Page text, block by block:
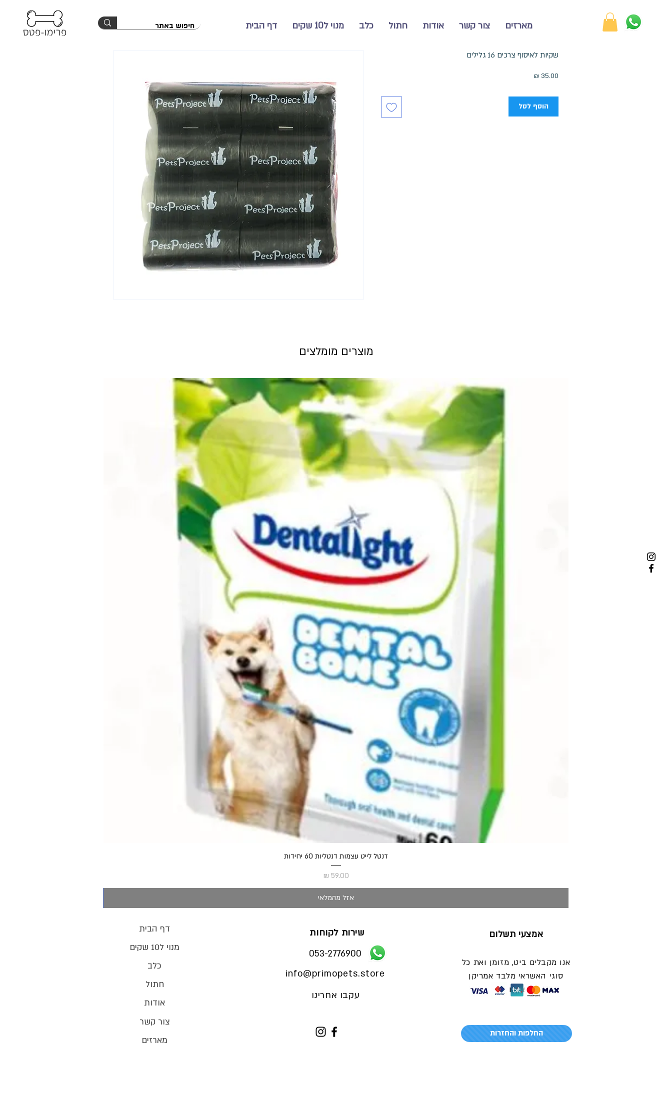
דף הבית מנוי ל10 שקים כלב חתול אודות צור קשר מארזים
שקיות לאיסוף צרכים 16 גלילים
מחיר
הוסף לסל
מוצרים מומלצים
תצוגה מהירה
דנטל לייט עצמות דנטליות 60 יחידות
מחיר
אזל מהמלאי
דף הבית
מנוי ל10 שקים
כלב
חתול
אודות
צור קשר
מארזים
שירות לקוחות
053-2776900
info@primopets.store
עקבו אחרינו
אמצעי תשלום
אנו מקבלים ביט, מזומן ואת כל
סוגי האשראי מלבד אמריקן
אקספרס ודיינרס
החלפות והחזרות